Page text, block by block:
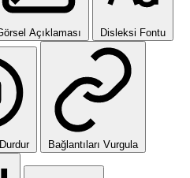
Açıklaması Disleksi Fontu
Bağlantıları Vurgula